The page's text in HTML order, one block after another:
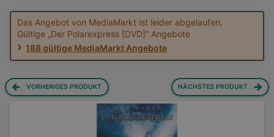
Das Angebot von MediaMarkt ist leider abgelaufen.
Gültige „Der Polarexpress [DVD]“ Angebote
188 gültige MediaMarkt Angebote
VORHERIGES PRODUKT NÄCHSTES PRODUKT